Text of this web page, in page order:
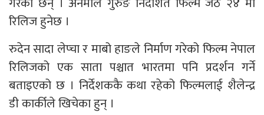
रिलिज हुनेछ ।
रुदेन सादा लेप्चा र माबो हाङले निर्माण गरेको फिल्म नेपाल
रिलिजको एक साता पश्चात भारतमा पनि प्रदर्शन गर्ने
बताइएको छ । निर्देशककै कथा रहेको फिल्मलाई शैलेन्द्र
डी कार्कीले खिचेका हुन् ।